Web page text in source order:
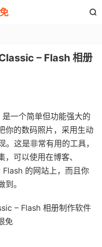

– Flash 相册
是一个简单但功能强大的
你的数码照片，采用生动
这是非常有用的工具，
可以使用在博客、
的网站上，而且你
。